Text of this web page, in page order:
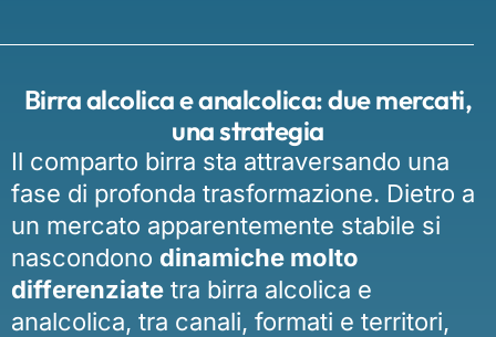
Birra alcolica e analcolica: due mercati,
una strategia
Il comparto birra sta attraversando una
fase di profonda trasformazione. Dietro a
un mercato apparentemente stabile si
nascondono dinamiche molto
differenziate tra birra alcolica e
analcolica, tra canali, formati e territori,